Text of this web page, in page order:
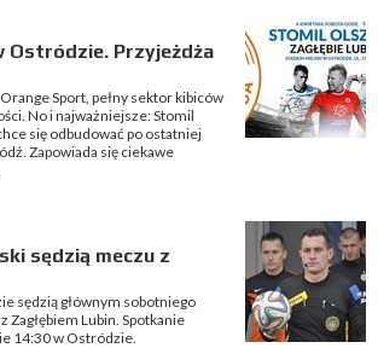
Ostródzie. Przyjeżdża
Sport, pełny sektor kibiców
No i najważniejsze: Stomil
się odbudować po ostatniej
Zapowiada się ciekawe
sędzią meczu z
sędzią głównym sobotniego
Zagłębiem Lubin. Spotkanie
14:30 w Ostródzie.